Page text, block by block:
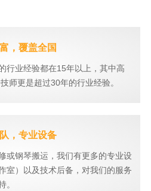
，覆盖全国
行业经验都在15年以上，其中高
师更是超过30年的行业经验。
，专业设备
或钢琴搬运，我们有更多的专业设
室）以及技术后备，对我们的服务
。